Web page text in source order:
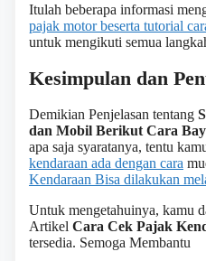
Itulah beberapa informasi
pajak motor beserta tutorial
untuk mengikuti semua
Kesimpulan dan
Demikian Penjelasan tentang
dan Mobil Berikut Cara
apa saja syaratanya, tentu
kendaraan ada dengan cara
Kendaraan Bisa dilakukan
Untuk mengetahuinya, kamu
Artikel Cara Cek Pajak
tersedia. Semoga Membantu